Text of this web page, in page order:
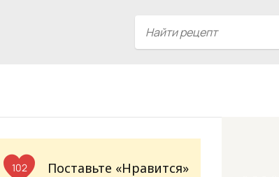
102 Поставьте «Нравится»